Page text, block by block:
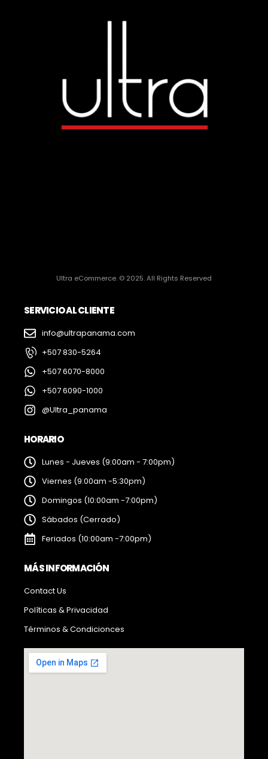
Ultra eCommerce. © 2025. All Rights Reserved
SERVICIO AL CLIENTE
info@ultrapanama.com
+507 830-5264
+507 6070-8000
+507 6090-1000
@Ultra_panama
HORARIO
Lunes - Jueves (9:00am - 7:00pm)
Viernes (9:00am -5:30pm)
Domingos (10:00am -7:00pm)
Sábados (Cerrado)
Feriados (10:00am -7:00pm)
MÁS INFORMACIÓN
Contact Us
Políticas & Privacidad
Términos & Condicionces